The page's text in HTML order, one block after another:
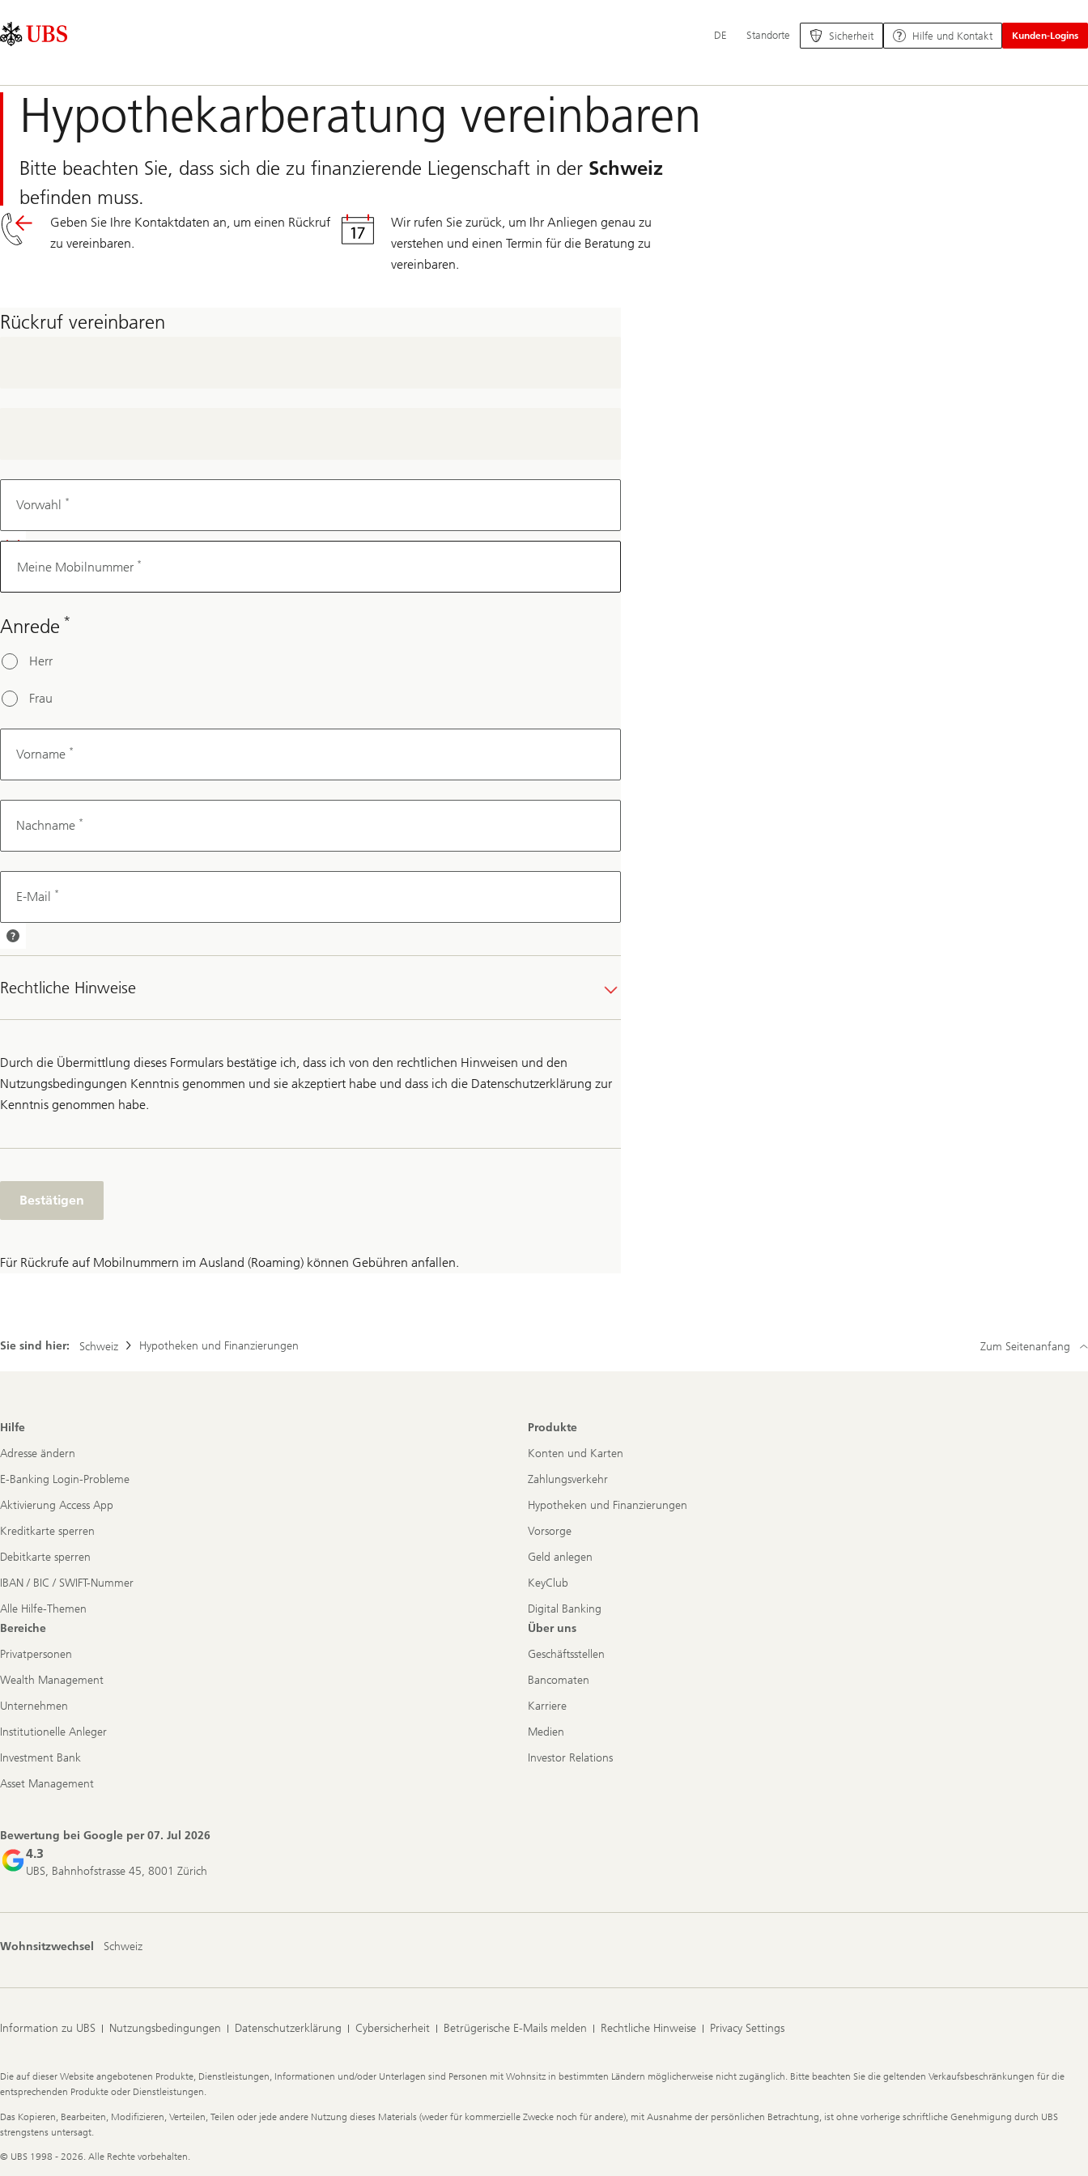
Area
Hauptnavigation
DE Standorte Sicherheit Hilfe und Kontakt Kunden-Logins
Hypothekarberatung vereinbaren
Bitte beachten Sie, dass sich die zu finanzierende Liegenschaft in der Schweiz
befinden muss.
Geben Sie Ihre Kontaktdaten an, um einen Rückruf
zu vereinbaren.
Wir rufen Sie zurück, um Ihr Anliegen genau zu
verstehen und einen Termin für die Beratung zu
vereinbaren.
Rückruf vereinbaren
Meine
Mobilnummer
Vorwahl *
Meine Mobilnummer *
Anrede *
Herr
Frau
Vorname *
Nachname *
E-Mail *
Wir senden Ihnen
eine
per E-Mail.
Rechtliche Hinweise
Durch die Übermittlung dieses Formulars bestätige ich, dass ich von den rechtlichen Hinweisen und den
Nutzungsbedingungen Kenntnis genommen und sie akzeptiert habe und dass ich die Datenschutzerklärung zur
Kenntnis genommen habe.
Bestätigen
Für Rückrufe auf Mobilnummern im Ausland (Roaming) können Gebühren anfallen.
Sie sind hier: Schweiz Hypotheken und Finanzierungen Zum Seitenanfang
Footer
Hilfe
Adresse ändern
E-Banking Login-Probleme
Aktivierung Access App
Kreditkarte sperren
Debitkarte sperren
IBAN / BIC / SWIFT-Nummer
Alle Hilfe-Themen
Produkte
Konten und Karten
Zahlungsverkehr
Hypotheken und Finanzierungen
Vorsorge
Geld anlegen
KeyClub
Digital Banking
Bereiche
Privatpersonen
Wealth Management
Unternehmen
Institutionelle Anleger
Investment Bank
Asset Management
Über uns
Geschäftsstellen
Bancomaten
Karriere
Medien
Investor Relations
Bewertung bei Google per07. Jul 2026
4.3
UBS, Bahnhofstrasse 45, 8001 Zürich
Wohnsitzwechsel Schweiz
Information zu UBS Nutzungsbedingungen Datenschutzerklärung Cybersicherheit Betrügerische E-Mails melden Rechtliche Hinweise Privacy Settings
Legal
Information
Die auf dieser Website angebotenen Produkte, Dienstleistungen, Informationen und/oder Unterlagen sind Personen mit Wohnsitz in bestimmten Ländern möglicherweise nicht zugänglich. Bitte beachten Sie die geltenden Verkaufsbeschränkungen für die
entsprechenden Produkte oder Dienstleistungen.
Das Kopieren, Bearbeiten, Modifizieren, Verteilen, Teilen oder jede andere Nutzung dieses Materials (weder für kommerzielle Zwecke noch für andere), mit Ausnahme der persönlichen Betrachtung, ist ohne vorherige schriftliche Genehmigung durch UBS
strengstens untersagt.
© UBS 1998 - 2026. Alle Rechte vorbehalten.